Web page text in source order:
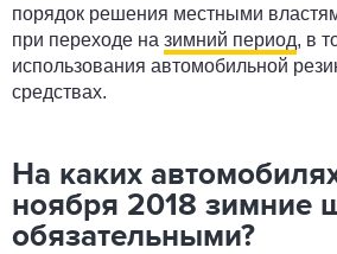
порядок решения местными
при переходе на зимний период, в
использования автомобильной
средствах.
На каких
ноября 2018 зимние
обязательными?